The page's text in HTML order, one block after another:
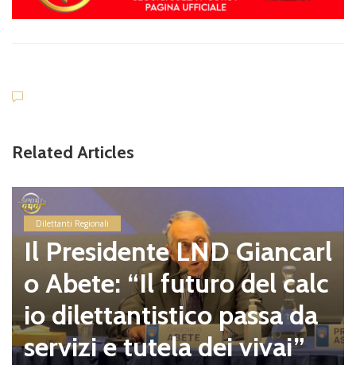
Related Articles
Dilettanti Regionali
Il Presidente LND Giancarl
o Abete: “Il futuro del calc
io dilettantistico passa da
servizi e tutela dei vivai”